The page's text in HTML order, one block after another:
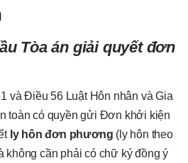
Tòa án giải quyết đơn
và Điều 56 Luật Hôn nhân và Gia
toàn có quyền gửi Đơn khởi kiện
ly hôn đơn phương (ly hôn theo
không cần phải có chữ ký đồng ý